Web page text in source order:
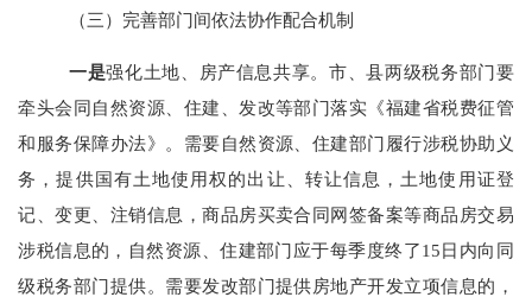
（三）完善部门间依法协作配合机制
一是强化土地、房产信息共享。市、县两级税务部门要
牵头会同自然资源、住建、发改等部门落实《福建省税费征管
和服务保障办法》。需要自然资源、住建部门履行涉税协助义
务，提供国有土地使用权的出让、转让信息，土地使用证登
记、变更、注销信息，商品房买卖合同网签备案等商品房交易
涉税信息的，自然资源、住建部门应于每季度终了15日内向同
级税务部门提供。需要发改部门提供房地产开发立项信息的，